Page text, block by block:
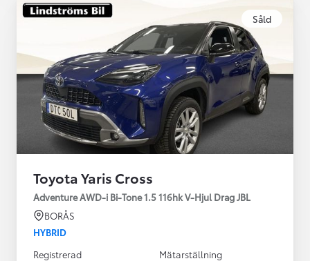
Såld
Toyota Yaris Cross
Adventure AWD-i Bi-Tone 1.5 116hk V-Hjul Drag JBL
BORÅS
HYBRID
Registrerad
Mätarställning